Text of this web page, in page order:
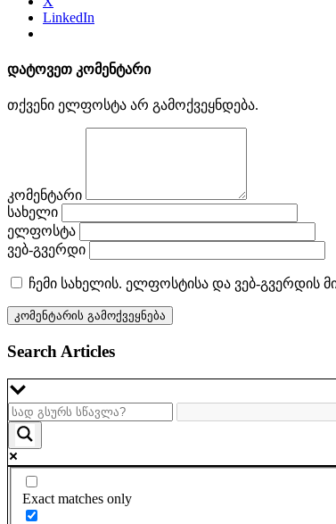
LinkedIn
დატოვეთ კომენტარი
თქვენი ელფოსტა არ გამოქვეყნდება.
კომენტარი
სახელი
ელფოსტა
ვებ-გვერდი
ჩემი სახელის. ელფოსტისა და ვებ-გვერდის
Search Articles
Exact matches only